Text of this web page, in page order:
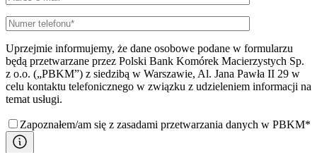
Uprzejmie informujemy, że dane osobowe podane w formularzu
będą przetwarzane przez Polski Bank Komórek Macierzystych Sp.
z o.o. („PBKM”) z siedzibą w Warszawie, Al. Jana Pawła II 29 w
celu kontaktu telefonicznego w związku z udzieleniem informacji na
temat usługi.
Zapoznałem/am się z zasadami przetwarzania danych w PBKM*